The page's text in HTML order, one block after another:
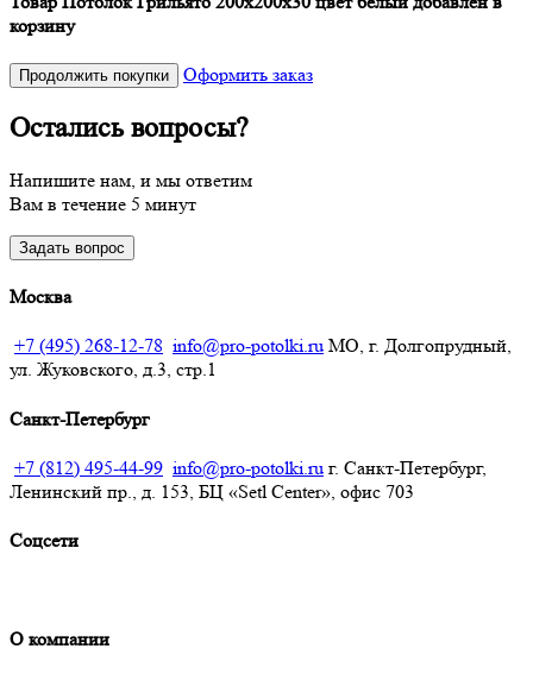
корзину
Продолжить покупки Оформить заказ
Остались вопросы?
Напишите нам, и мы ответим
Вам в течение 5 минут
Задать вопрос
Москва
+7 (495) 268-12-78 info@pro-potolki.ru МО, г. Долгопрудный,
ул. Жуковского, д.3, стр.1
Санкт-Петербург
+7 (812) 495-44-99 info@pro-potolki.ru г. Санкт-Петербург,
Ленинский пр., д. 153, БЦ «Setl Center», офис 703
Соцсети
О компании